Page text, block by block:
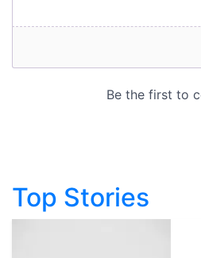
Top Stories